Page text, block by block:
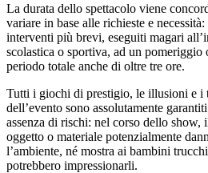
La durata dello spettacolo viene
variare in base alle richieste e
interventi più brevi, eseguiti magari
scolastica o sportiva, ad un pomeriggio
periodo totale anche di oltre tre ore.
Tutti i giochi di prestigio, le illusioni e i
dell’evento sono assolutamente
assenza di rischi: nel corso dello show,
oggetto o materiale potenzialmente
l’ambiente, né mostra ai bambini
potrebbero impressionarli.